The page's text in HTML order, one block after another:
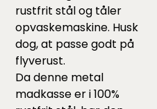
rustfrit stål og tåler
opvaskemaskine. Husk
dog, at passe godt på
flyverust.
Da denne metal
madkasseer i 100%